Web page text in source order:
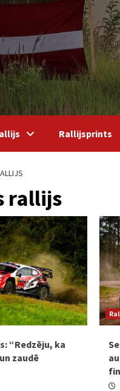
Rallijsprints
rallijs
“Redzēju, ka
zaudē